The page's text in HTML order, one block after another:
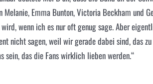
Melanie, Emma Bunton, Victoria Beckham und
wenn ich es nur oft genug sage. Aber
nicht sagen, weil wir gerade dabei sind, das
sein, das die Fans wirklich lieben werden.“